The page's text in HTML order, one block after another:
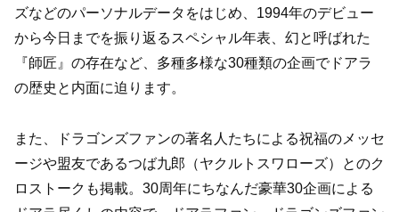
ズなどのパーソナルデータをはじめ、1994年のデビュー
から今日までを振り返るスペシャル年表、幻と呼ばれた
『師匠』の存在など、多種多様な30種類の企画でドアラ
の歴史と内面に迫ります。
また、ドラゴンズファンの著名人たちによる祝福のメッセ
ージや盟友であるつば九郎（ヤクルトスワローズ）とのク
ロストークも掲載。30周年にちなんだ豪華30企画による